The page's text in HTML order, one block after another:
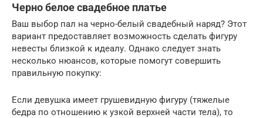
Черно белое свадебное платье
Ваш выбор пал на черно-белый свадебный наряд? Этот
вариант предоставляет возможность сделать фигуру
невесты близкой к идеалу. Однако следует знать
несколько нюансов, которые помогут совершить
правильную покупку:
Если девушка имеет грушевидную фигуру (тяжелые
бедра по отношению к узкой верхней части тела), то